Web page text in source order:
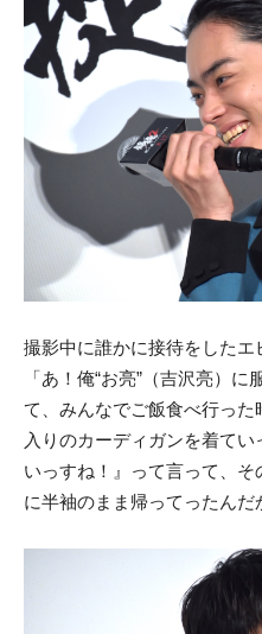
撮影中に誰かに接待をした
「あ！俺“お亮”（吉沢亮）
て、みんなでご飯食べ行っ
入りのカーディガンを着て
いっすね！』って言って、
に半袖のまま帰ってったんだ